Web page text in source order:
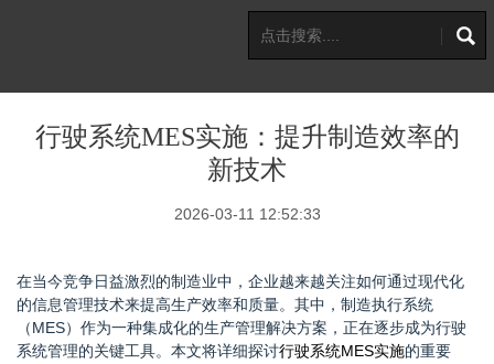
行驶系统MES实施：提升制造效率的
新技术
2026-03-11 12:52:33
在当今竞争日益激烈的制造业中，企业越来越关注如何通过现代化
的信息管理技术来提高生产效率和质量。其中，制造执行系统
（MES）作为一种集成化的生产管理解决方案，正在逐步成为行驶
系统管理的关键工具。本文将详细探讨行驶系统MES实施的重要